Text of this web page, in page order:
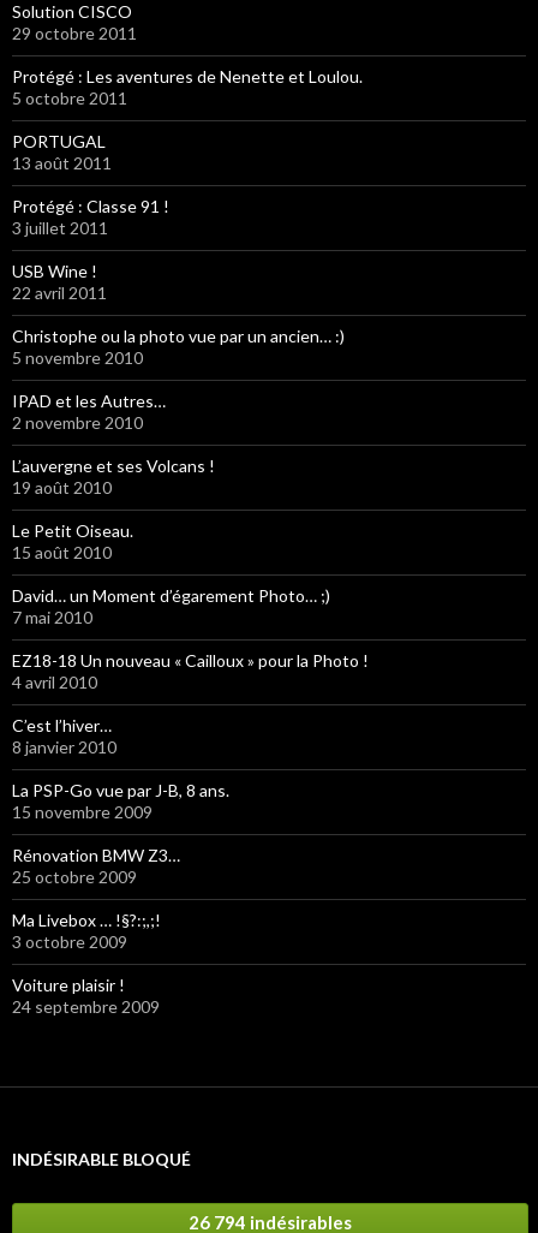
Solution CISCO
29 octobre 2011
Protégé : Les aventures de Nenette et Loulou.
5 octobre 2011
PORTUGAL
13 août 2011
Protégé : Classe 91 !
3 juillet 2011
USB Wine !
22 avril 2011
Christophe ou la photo vue par un ancien… :)
5 novembre 2010
IPAD et les Autres…
2 novembre 2010
L’auvergne et ses Volcans !
19 août 2010
Le Petit Oiseau.
15 août 2010
David… un Moment d’égarement Photo… ;)
7 mai 2010
EZ18-18 Un nouveau « Cailloux » pour la Photo !
4 avril 2010
C’est l’hiver…
8 janvier 2010
La PSP-Go vue par J-B, 8 ans.
15 novembre 2009
Rénovation BMW Z3…
25 octobre 2009
Ma Livebox … !§?:;,;!
3 octobre 2009
Voiture plaisir !
24 septembre 2009
INDÉSIRABLE BLOQUÉ
26 794 indésirables